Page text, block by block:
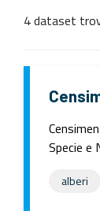
4 dataset
Specie e
alberi